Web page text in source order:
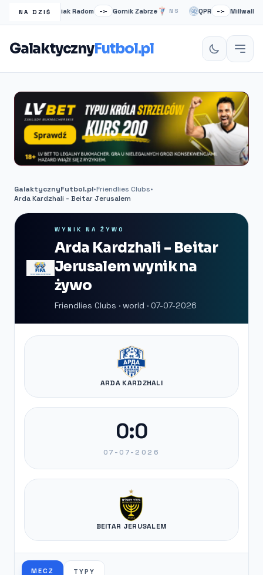
NA DZIŚ
Radomiak Radom –:– Gornik Zabrze NS QPR –:– Millwall
GalaktycznyFutbol.pl
GalaktycznyFutbol.pl•Friendlies Clubs•
Arda Kardzhali - Beitar Jerusalem
WYNIK NA ŻYWO
Arda Kardzhali - Beitar
Jerusalem wynik na
żywo
Friendlies Clubs · world · 07-07-2026
ARDA KARDZHALI
0:0
07-07-2026
BEITAR JERUSALEM
MECZ TYPY